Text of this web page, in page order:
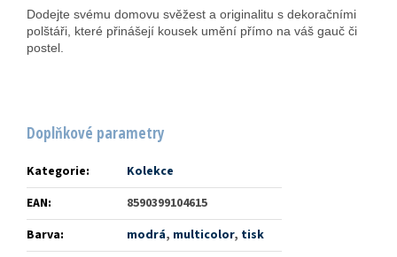
Dodejte svému domovu svěžest a originalitu s dekoračními
polštáři, které přinášejí kousek umění přímo na váš gauč či
postel.
Doplňkové parametry
Kategorie:
Kolekce
EAN:
8590399104615
Barva: modrá, multicolor, tisk